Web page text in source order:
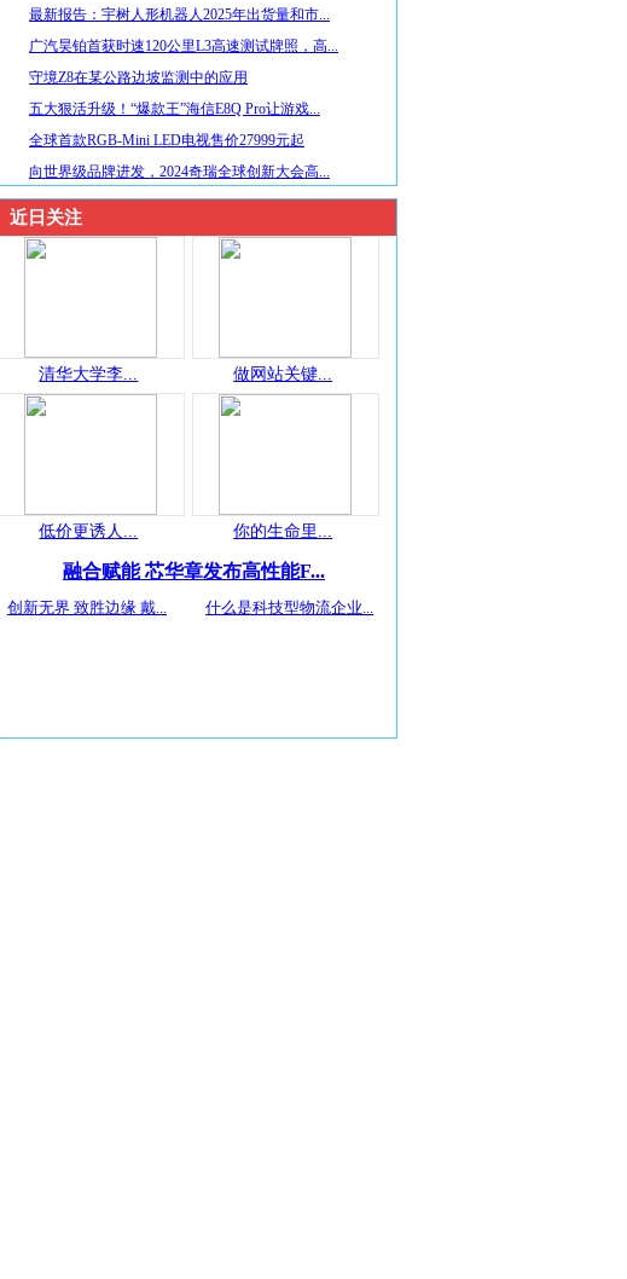
最新报告：宇树人形机器人2025年出货量和市...
广汽昊铂首获时速120公里L3高速测试牌照，高...
守境Z8在某公路边坡监测中的应用
五大狠活升级！“爆款王”海信E8Q Pro让游戏...
全球首款RGB-Mini LED电视售价27999元起
向世界级品牌进发，2024奇瑞全球创新大会高...
近日关注
清华大学李... 做网站关键...
低价更诱人... 你的生命里...
融合赋能 芯华章发布高性能F...
创新无界 致胜边缘 戴... 什么是科技型物流企业...